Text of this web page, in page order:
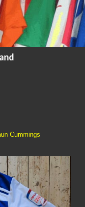
Cummings